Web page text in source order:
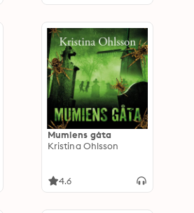
Mumiens gåta
Kristina Ohlsson
4.6